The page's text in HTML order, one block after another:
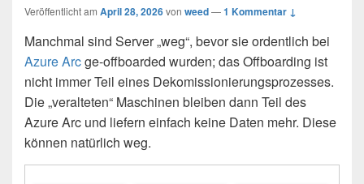
Veröffentlicht am April 28, 2026von weed—1 Kommentar ↓
Manchmal sind Server „weg“, bevor sie ordentlich bei
Azure Arcge-offboarded wurden; das Offboarding ist
nicht immer Teil eines Dekomissionierungsprozesses.
Die „veralteten“ Maschinen bleiben dann Teil des
Azure Arc und liefern einfach keine Daten mehr. Diese
können natürlich weg.